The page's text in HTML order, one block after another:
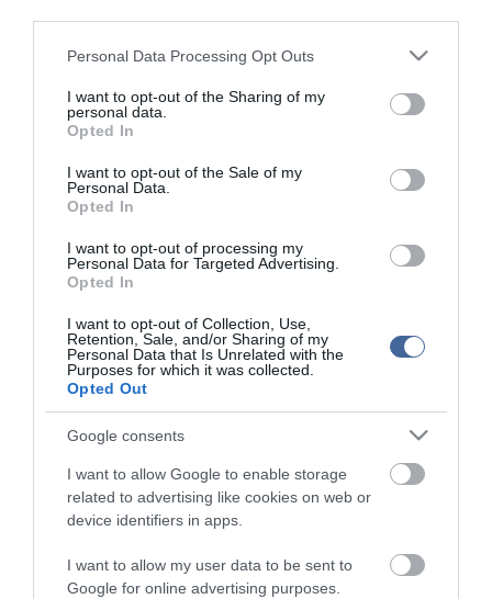
Please note that this website/app uses one or more Google
not limited to your visit or usage behaviour. You may click to
grant or deny consent to Google and its third-party tags to
use your data for below specified purposes in below Google
consent section.
Personal Data Processing Opt Outs
I want to opt-out of the Sharing of my
personal data.
Opted In
I want to opt-out of the Sale of my
Personal Data.
Opted In
I want to opt-out of processing my
Personal Data for Targeted Advertising.
Opted In
I want to opt-out of Collection, Use,
Retention, Sale, and/or Sharing of my
Personal Data that Is Unrelated with the
Purposes for which it was collected.
Opted Out
Google consents
I want to allow Google to enable storage
related to advertising like cookies on web or
device identifiers in apps.
I want to allow my user data to be sent to
Google for online advertising purposes.
az államfőválasztás
Szomjazó gólyának adott inni egy férfi Tiszakécskénél -
Megható felvétel: elpusztult borját vitte magával egy
delfinanya
Tanár Úr gyere, mindjárt lesz Lillád!
2022.05.10 21:11
AZ IGAZSÁG SOHA NEM KÉSŐ
JólVanna
2022.03.29 16:11
Mit szólsz? Ide minden baromságot...